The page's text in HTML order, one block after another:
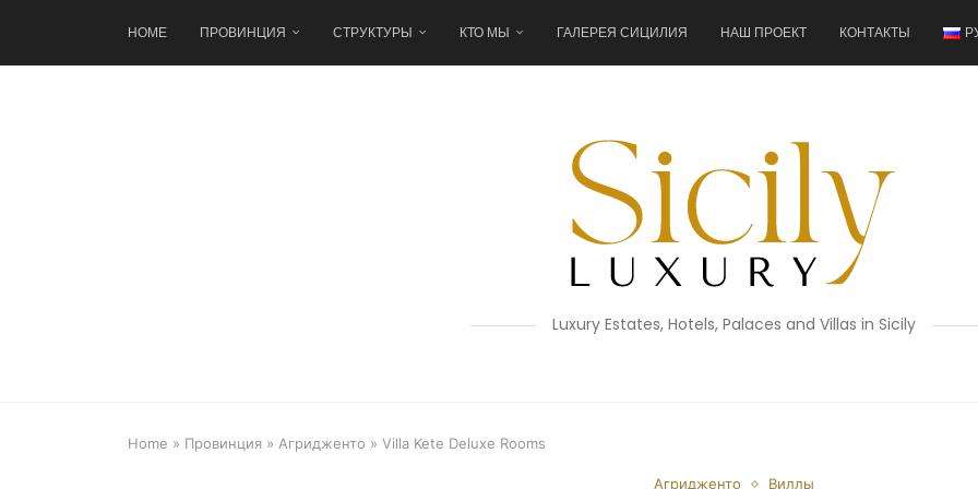
HOME ПРОВИНЦИЯ СТРУКТУРЫ КТО МЫ ГАЛЕРЕЯ СИЦИЛИЯ НАШ ПРОЕКТ КОНТАКТЫ
Luxury Estates, Hotels, Palaces and Villas in Sicily
Home » Провинция » Агридженто » Villa Kete Deluxe Rooms
Агридженто Виллы